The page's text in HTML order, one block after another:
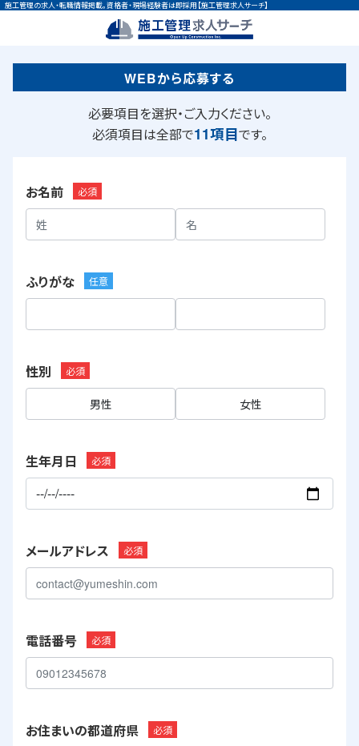
施工管理の求人・転職情報掲載。資格者・現場経験者は即採用【施工管理求人サーチ】
WEBから応募する
必要項目を選択・ご入力ください。
必須項目は全部で11項目です。
お名前 必須
ふりがな 任意
性別 必須
男性 女性
生年月日 必須
メールアドレス 必須
電話番号 必須
お住まいの都道府県 必須